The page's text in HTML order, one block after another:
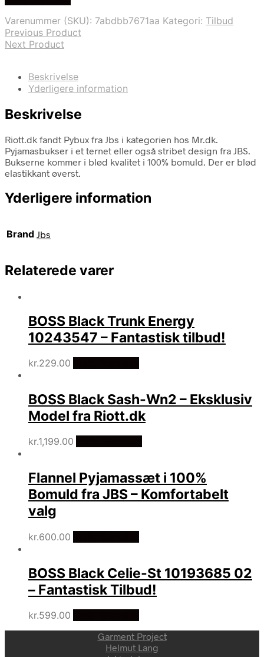
Varenummer (SKU): 7abdbb7671aa Kategori: Tilbud
Previous Product
Next Product
Beskrivelse
Yderligere information
Beskrivelse
Riott.dk fandt Pybux fra Jbs i kategorien hos Mr.dk.
Pyjamasbukser i et ternet eller også stribet design fra JBS.
Bukserne kommer i blød kvalitet i 100% bomuld. Der er blød
elastikkant øverst.
Yderligere information
Brand Jbs
Relaterede varer
BOSS Black Trunk Energy
10243547 – Fantastisk tilbud!
kr.229.00
BOSS Black Sash-Wn2 – Eksklusiv
Model fra Riott.dk
kr.1,199.00
Flannel Pyjamassæt i 100%
Bomuld fra JBS – Komfortabelt
valg
kr.600.00
BOSS Black Celie-St 10193685 02
– Fantastisk Tilbud!
kr.599.00
Garment Project
Helmut Lang